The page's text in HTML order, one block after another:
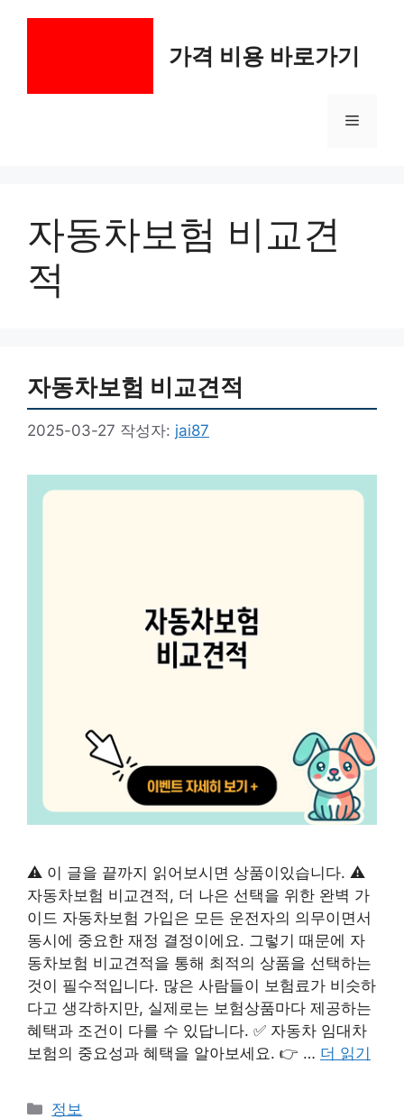
가격 비용 바로가기
메
자동차보험 비교견
적
자동차보험 비교견적
2025-03-27 작성자: jai87
⚠️ 이 글을 끝까지 읽어보시면 상품이있습니다. ⚠️
자동차보험 비교견적, 더 나은 선택을 위한 완벽 가
이드 자동차보험 가입은 모든 운전자의 의무이면서
동시에 중요한 재정 결정이에요. 그렇기 때문에 자
동차보험 비교견적을 통해 최적의 상품을 선택하는
것이 필수적입니다. 많은 사람들이 보험료가 비슷하
다고 생각하지만, 실제로는 보험상품마다 제공하는
혜택과 조건이 다를 수 있답니다. ✅ 자동차 임대차
보험의 중요성과 혜택을 알아보세요. 👉 … 더 읽기
카
정보